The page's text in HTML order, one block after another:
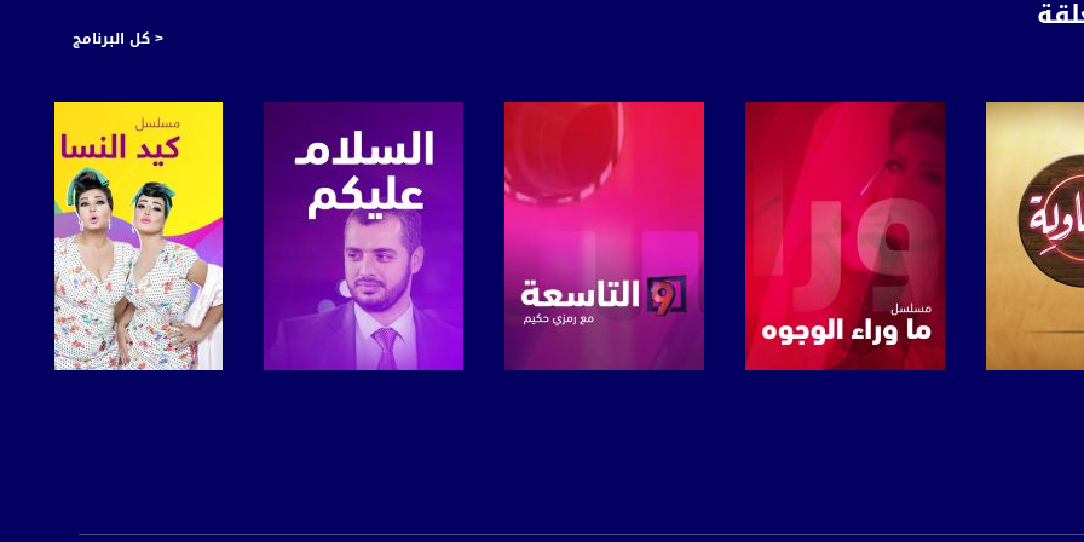
https://
https://
< كل البرنامج